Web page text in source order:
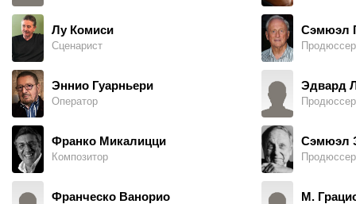
Лу Комиси
Сценарист
Эннио Гуарньери
Оператор
Франко Микалицци
Композитор
Франческо Ванорио
Сэмюэл
Продюссер
Эдвард
Продюссер
Сэмюэл
Продюссер
М.